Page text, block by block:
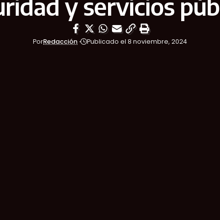
y servicios
PorRedacción Publicado el 8 noviembre, 2024